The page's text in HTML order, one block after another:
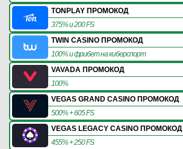
TONPLAY ПРОМОКОД
375% и 200 FS
TWIN CASINO ПРОМОКОД
100% и фрибет на киберспорт
VAVADA ПРОМОКОД
100%
VEGAS GRAND CASINO ПРОМОКОД
500% + 605 FS
VEGAS LEGACY CASINO ПРОМОКОД
455% + 250 FS